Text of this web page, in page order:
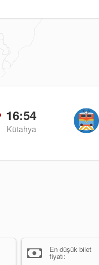
16:54
Kütahya
En düşük bilet
fiyatı: